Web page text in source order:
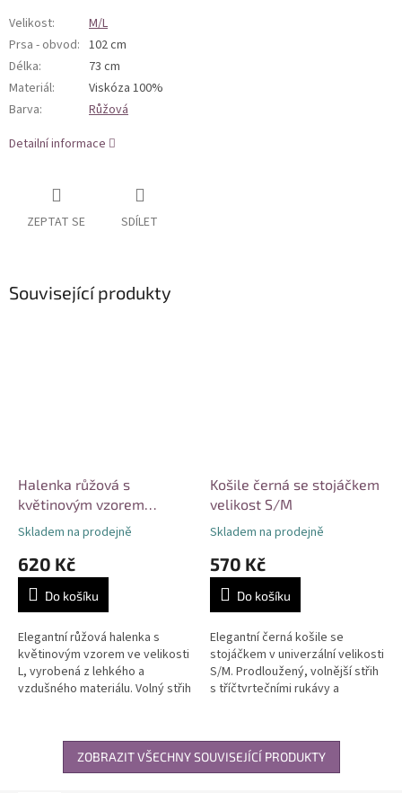
Velikost:
M/L
Prsa - obvod: 102 cm
Délka:
73 cm
Materiál:
Viskóza 100%
Barva:
Růžová
Detailní informace
ZEPTAT SE SDÍLET
Související produkty
Halenka růžová s
květinovým vzorem
velikost L
Skladem na prodejně
620 Kč
Do košíku
Elegantní růžová halenka s
květinovým vzorem ve velikosti
L, vyrobená z lehkého a
vzdušného materiálu. Volný střih
Košile černá se stojáčkem
velikost S/M
Skladem na prodejně
570 Kč
Do košíku
Elegantní černá košile se
stojáčkem v univerzální velikosti
S/M. Prodloužený, volnější střih
s tříčtvrtečními rukávy a
design...
ZOBRAZIT VŠECHNY SOUVISEJÍCÍ PRODUKTY